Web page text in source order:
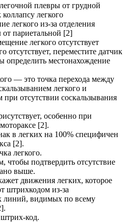
плевры от грудной
легкого
легкого из-за отделения
париетальной [2]
легкого отсутствует
отсутствует, переместите датчик
местонахождение
— это точка перехода между
легкого и
при отсутствии соскальзывания
особенно при
[2].
в легких на 100% специфичен
[2].
легкого.
чтобы подтвердить отсутствие
выше.
движения легких, которое
штрихкодом из-за
линий, видимых по всему
код.